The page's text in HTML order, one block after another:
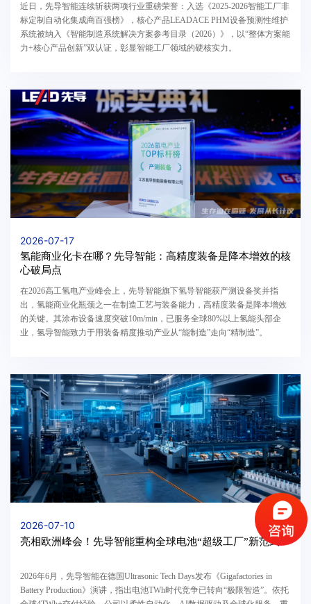
近日，先导智能连续斩获两项行业重磅荣誉：入选《2025-2026智能工厂非
标定制自动化集成商百强榜》，核心产品LEADACE PHM设备预测性维护
系统被纳入《智能制造系统解决方案参考目录（2026）》，以“整体方案能
力+核心产品创新”双认证，彰显智能工厂领域的硬核实力。
2026-07-17
氢能商业化卡在哪？先导智能：高精度装备是降本增效的核
心破局点
在2026高工氢电产业峰会上，先导智能旗下氢导智能获产测设备奖并指
出，氢能商业化瓶颈之一在制造工艺与装备能力，高精度装备是降本增效
的关键。其涂布设备速度突破10m/min，已服务全球80%以上氢能头部企
业，氢导智能致力于用装备精度推动产业从“能制造”走向“精制造”。
2026-07-10
亮相欧洲峰会！先导智能重构全球电池“超级工厂”新范式
2026年6月，先导智能在德国Ultrasonic Tech Days发布《Gigafactories in
Battery Production》演讲，指出电池TWh时代竞争已转向“极限智造”。依托